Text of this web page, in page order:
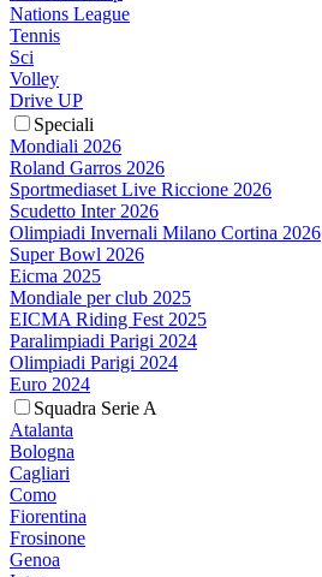
Nations League
Tennis
Sci
Volley
Drive UP
Speciali
Mondiali 2026
Roland Garros 2026
Sportmediaset Live Riccione 2026
Scudetto Inter 2026
Olimpiadi Invernali Milano Cortina 2026
Super Bowl 2026
Eicma 2025
Mondiale per club 2025
EICMA Riding Fest 2025
Paralimpiadi Parigi 2024
Olimpiadi Parigi 2024
Euro 2024
Squadra Serie A
Atalanta
Bologna
Cagliari
Como
Fiorentina
Frosinone
Genoa